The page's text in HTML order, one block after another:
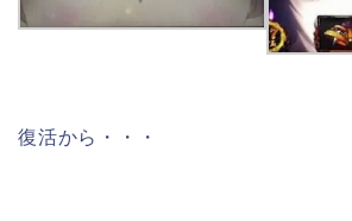
復活から・・・